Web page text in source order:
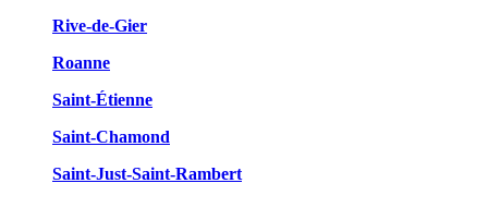
Rive-de-Gier
Roanne
Saint-Étienne
Saint-Chamond
Saint-Just-Saint-Rambert